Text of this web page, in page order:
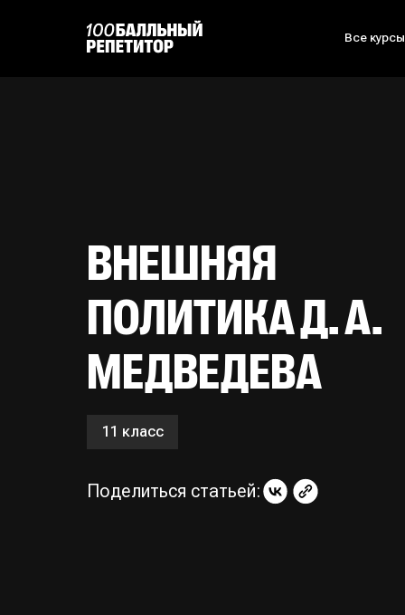
Все курсы
ВНЕШНЯЯ
ПОЛИТИКА Д. А.
МЕДВЕДЕВА
11 класс
Поделиться статьей: